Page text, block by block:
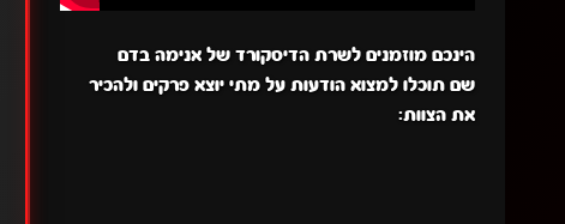
הינכם מוזמנים לשרת הדיסקורד של אנימה בדם
שם תוכלו למצוא הודעות על מתי יוצא פרקים ולהכיר
את הצוות: